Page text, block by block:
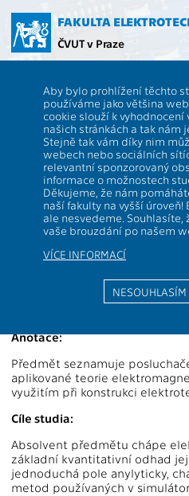
hlavní
obsah
FAKULTA
ČVUT v Praze
Aby bylo prohlížení těchto
používáme jako většina
cookie slouží k vyhodnocení
našich stránkách a tak nám
Stejně tak vám díky nim
webech nebo sociálních
relevantní sponzorovaný
informace o možnostech
Děkujeme, že nám
naší fakulty na vyšší úroveň!
ale nesvedeme.
vaše brouzdání po našem
VÍCE INFORMACÍ
NESOUHLASÍM
B1B17EMP
P
Katedra: 13117
Garanti:
Pankrác V.
Přednášející:
Pankrác V.
Oppl L.
Škvor Z.
Webová stránka:
Anotace:
Předmět seznamuje
aplikované teorie
využitím při konstrukci
Cíle studia:
Absolvent předmětu chápe
základní kvantitativní odhad
jednoduchá pole anylyticky,
metod používaných v